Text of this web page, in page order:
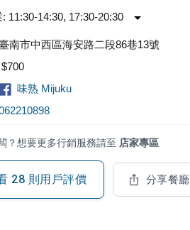
11:30-14:30, 17:30-20:30
南市中西區海安路二段86巷13號
$700
味熟 Mijuku
？想要更多行銷服務請至 店家專區
28 則用戶評價 分享餐廳